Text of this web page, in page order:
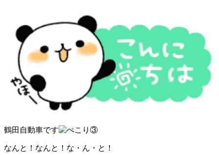
鶴田自動車です
なんと！なんと！な・ん・と！